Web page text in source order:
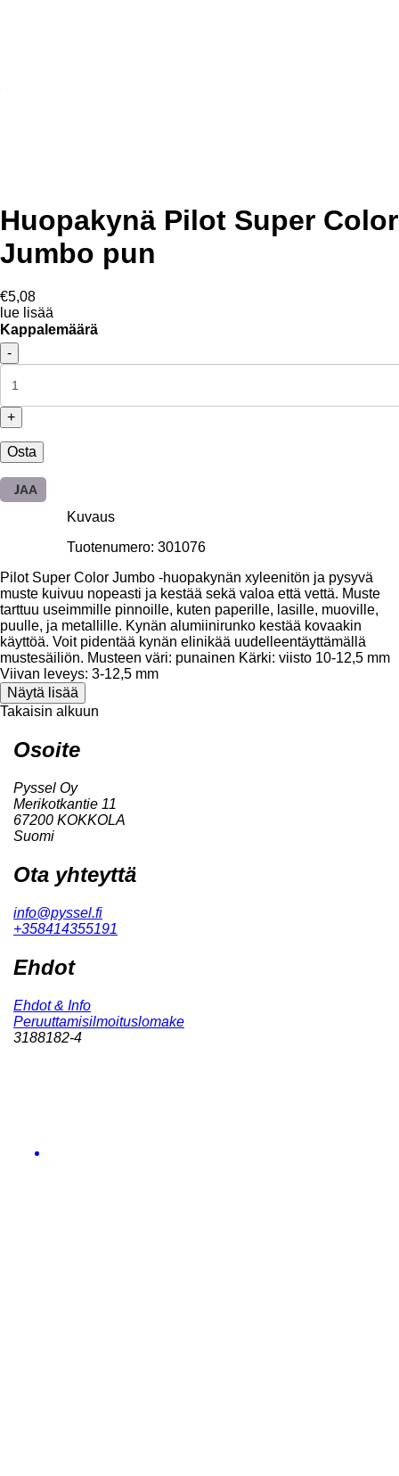
Huopakynä Pilot Super Color
Jumbo pun
€5,08
lue lisää
Kappalemäärä
-
+
Osta
JAA
Kuvaus
Tuotenumero: 301076
Pilot Super Color Jumbo -huopakynän xyleenitön ja pysyvä
muste kuivuu nopeasti ja kestää sekä valoa että vettä. Muste
tarttuu useimmille pinnoille, kuten paperille, lasille, muoville,
puulle, ja metallille. Kynän alumiinirunko kestää kovaakin
käyttöä. Voit pidentää kynän elinikää uudelleentäyttämällä
mustesäiliön. Musteen väri: punainen Kärki: viisto 10-12,5 mm
Viivan leveys: 3-12,5 mm
Näytä lisää
Takaisin alkuun
Osoite
Pyssel Oy
Merikotkantie 11
67200 KOKKOLA
Suomi
Ota yhteyttä
info@pyssel.fi
+358414355191
Ehdot
Ehdot & Info
Peruuttamisilmoituslomake
3188182-4